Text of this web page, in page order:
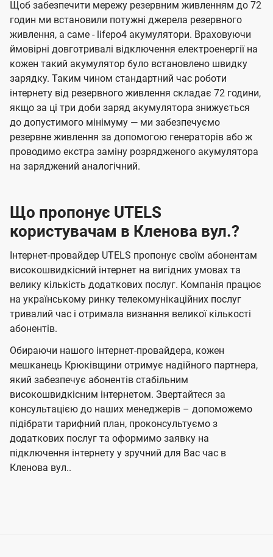
Щоб забезпечити мережу резервним живленням до 72
годин ми встановили потужні джерела резервного
живлення, а саме - lifepo4 акумулятори. Враховуючи
ймовірні довготривалі відключення електроенергії на
кожен такий акумулятор було встановлено швидку
зарядку. Таким чином стандартний час роботи
інтернету від резервного живлення складає 72 години,
якщо за ці три доби заряд акумулятора знижується
до допустимого мінімуму — ми забезпечуємо
резервне живлення за допомогою генераторів або ж
проводимо екстра заміну розрядженого акумулятора
на заряджений аналогічний.
Що пропонує UTELS
користувачам в Кленова вул.?
Інтернет-провайдер UTELS пропонує своїм абонентам
високошвидкісний інтернет на вигідних умовах та
велику кількість додаткових послуг. Компанія працює
на українському ринку телекомунікаційних послуг
тривалий час і отримала визнання великої кількості
абонентів.
Обираючи нашого інтернет-провайдера, кожен
мешканець Крюківщини отримує надійного партнера,
який забезпечує абонентів стабільним
високошвидкісним інтернетом. Звертайтеся за
консультацією до наших менеджерів – допоможемо
підібрати тарифний план, проконсультуємо з
додаткових послуг та оформимо заявку на
підключення інтернету у зручний для Вас час в
Кленова вул..